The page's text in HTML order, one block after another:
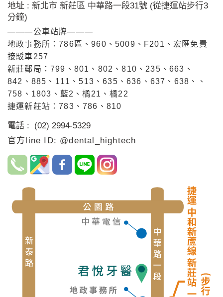
地址 : 新北市 新莊區 中華路一段31號 (從捷運站步行3
分鐘)
———公車站牌———
地政事務所：786區、960、5009、F201、宏匯免費
接駁車257
新莊郵局：799、801、802、810、235、663、
842、885、111、513、635、636、637、638、、
758、1803、藍2、橘21、橘22
捷運新莊站：783、786、810
電話 : (02) 2994-5329
官方line ID: @dental_hightech